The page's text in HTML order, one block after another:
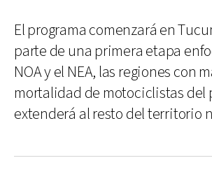
El programa comenzará en
parte de una primera etapa
NOA y el NEA, las regiones con
mortalidad de motociclistas del
extenderá al resto del territorio